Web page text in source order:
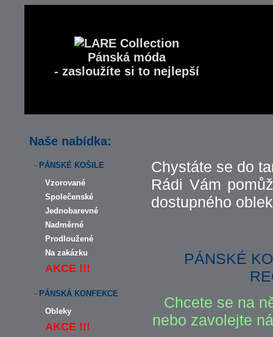
Pánská móda
- zasloužíte si to nejlepší
Naše nabídka:
- PÁNSKÉ KOŠILE
Vzorované
Společenské
Jednobarevné
Nadměrné
Prodloužené
Na zakázku
AKCE !!!
- PÁNSKÁ KONFEKCE
Obleky
AKCE !!!
Chystáte se do
Rádi Vám
dostupného
PÁNSKÉ
Chcete se na
nebo zavolejte